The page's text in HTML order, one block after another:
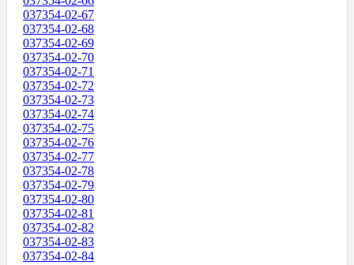
037354-02-67
037354-02-68
037354-02-69
037354-02-70
037354-02-71
037354-02-72
037354-02-73
037354-02-74
037354-02-75
037354-02-76
037354-02-77
037354-02-78
037354-02-79
037354-02-80
037354-02-81
037354-02-82
037354-02-83
037354-02-84